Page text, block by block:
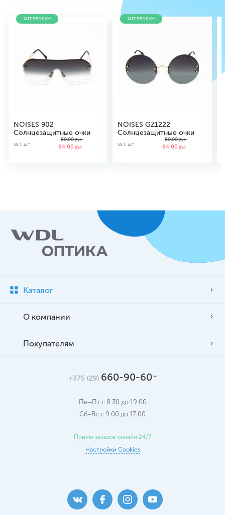
NOISES 902
Солнцезащитные очки
за 1 шт.
80.00руб.
64.00 руб.
ХИТ ПРОДАЖ
NOISES GZ1222
Солнцезащитные очки
за 1 шт.
80.00руб.
64.00 руб.
ХИТ ПРОДАЖ
Каталог
О компании
Покупателям
+375 (29) 660-90-60
Пн–Пт с 8:30 до 19:00
Сб–Вс c 9:00 до 17:00
Прием заказов онлайн 24/7
Настройки Cookies